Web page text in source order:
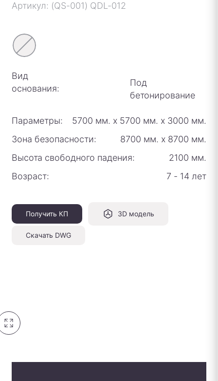
Артикул: (QS-001) QDL-012
Вид
основания:
Под
бетонирование
Параметры: 5700 мм. х 5700 мм. х 3000 мм.
Зона безопасности:
8700 мм. х 8700 мм.
Высота свободного падения:
2100 мм.
Возраст:
7 - 14 лет
Получить КП 3D модель
Скачать DWG